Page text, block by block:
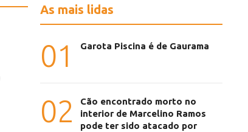
As mais lidas
01 Garota Piscina é de Gaurama
02
Cão encontrado morto no
interior de Marcelino Ramos
pode ter sido atacado por